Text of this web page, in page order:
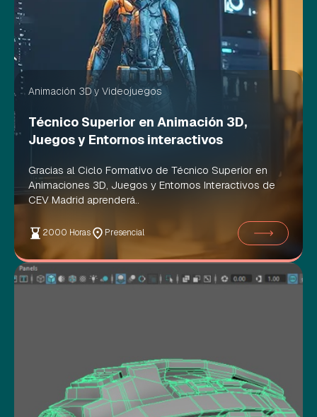
Animación 3D y Videojuegos
Técnico Superior en Animación 3D,
Juegos y Entornos interactivos
Gracias al Ciclo Formativo de Técnico Superior en
Animaciones 3D, Juegos y Entornos Interactivos de
CEV Madrid aprenderá..
2000 Horas Presencial